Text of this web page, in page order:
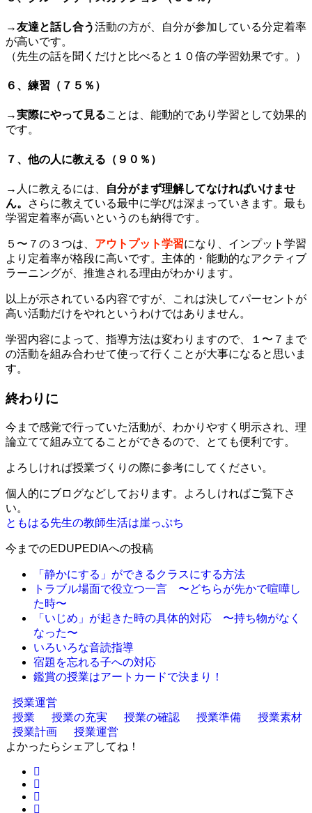
→友達と話し合う活動の方が、自分が参加している分定着率
が高いです。
（先生の話を聞くだけと比べると１０倍の学習効果です。）
６、練習（７５％）
→実際にやって見ることは、能動的であり学習として効果的
です。
７、他の人に教える（９０％）
→人に教えるには、
自分がまず理解してなければいけませ
ん。
さらに教えている最中に学びは深まっていきます。最も
学習定着率が高いというのも納得です。
５〜７の３つは、 アウトプット学習になり、インプット学習
より定着率が格段に高いです。主体的・能動的なアクティブ
ラーニングが、推進される理由がわかります。
以上が示されている内容ですが、これは決してパーセントが
高い活動だけをやれというわけではありません。
学習内容によって、指導方法は変わりますので、１〜７まで
の活動を組み合わせて使って行くことが大事になると思いま
す。
終わりに
今まで感覚で行っていた活動が、わかりやすく明示され、理
論立てて組み立てることができるので、とても便利です。
よろしければ授業づくりの際に参考にしてください。
個人的にブログなどしております。よろしければご覧下さ
い。
ともはる先生の教師生活は崖っぷち
今までのEDUPEDIAへの投稿
「静かにする」ができるクラスにする方法
トラブル場面で役立つ一言 〜どちらが先かで喧嘩し
た時〜
「いじめ」が起きた時の具体的対応 〜持ち物がなく
なった〜
いろいろな音読指導
宿題を忘れる子への対応
鑑賞の授業はアートカードで決まり！
授業運営
授業
授業の充実 授業の確認 授業準備
授業素材
授業計画
授業運営
よかったらシェアしてね！